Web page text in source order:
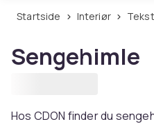
Startside Interiør
Sengehimle
Hos CDON finder du